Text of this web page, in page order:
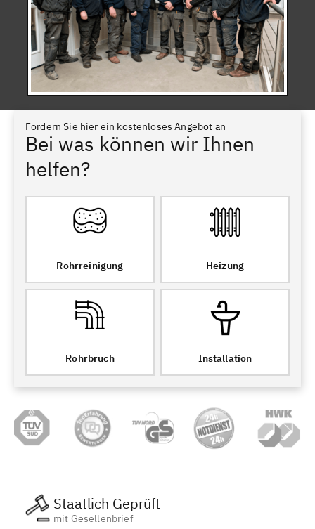
Fordern Sie hier ein kostenloses Angebot an
Bei was können wir Ihnen
helfen?
Rohrreinigung Heizung
Rohrbruch Installation
Staatlich Geprüft
mit Gesellenbrief